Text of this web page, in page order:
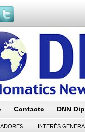
Contacto DNN
INTERÉS GENERAL